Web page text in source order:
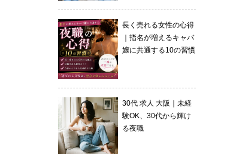
長く売れる女性の心得
｜指名が増えるキャバ
嬢に共通する10の習慣
30代 求人 大阪｜未経
験OK、30代から輝け
る夜職